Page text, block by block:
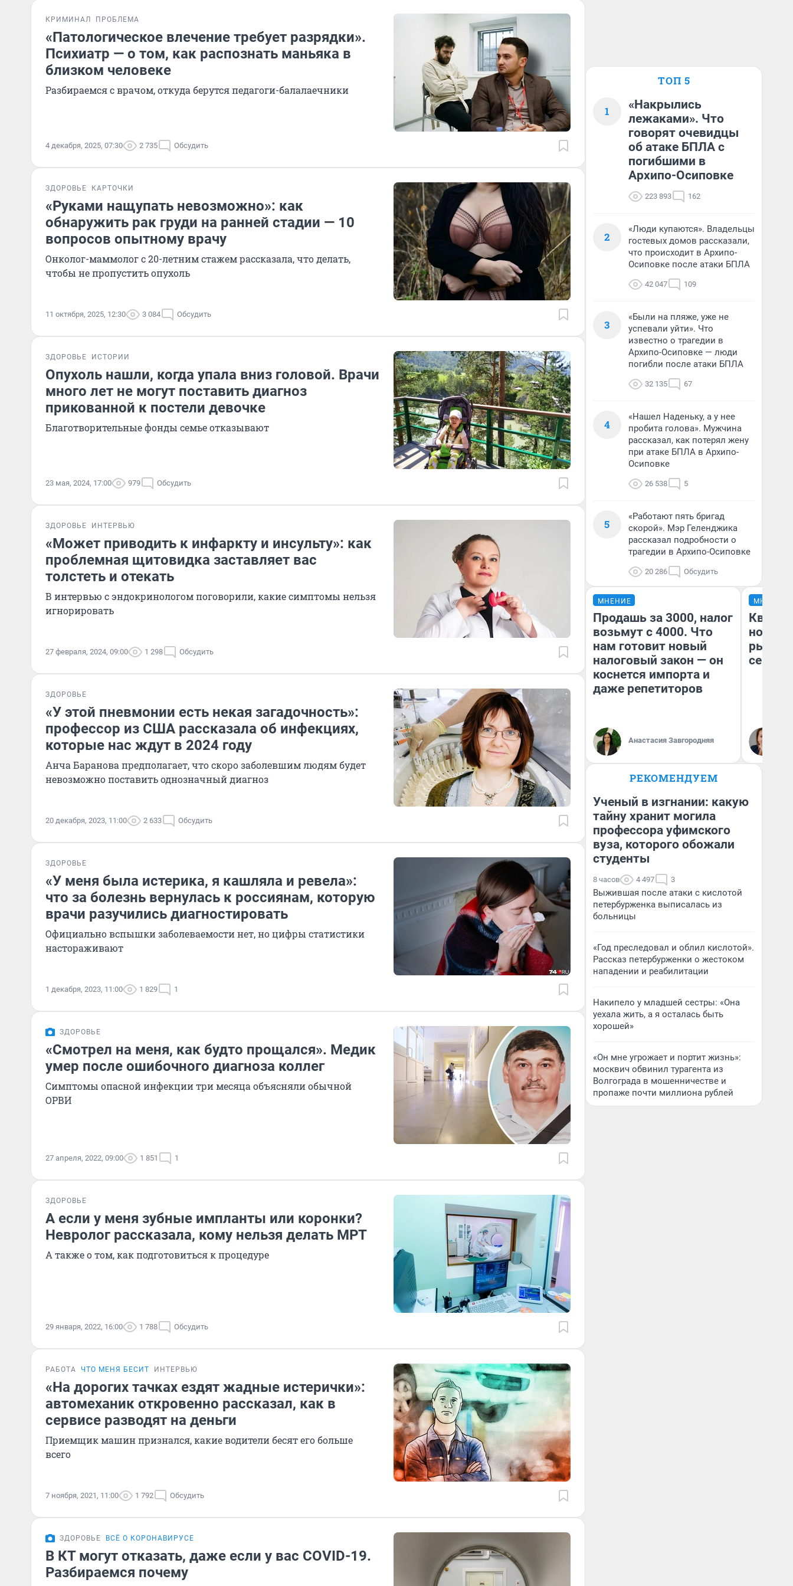
КРИМИНАЛ ПРОБЛЕМА
«Патологическое влечение требует разрядки».
Психиатр — о том, как распознать маньяка в
близком человеке
Разбираемся с врачом, откуда берутся педагоги-балалаечники
4 декабря, 2025, 07:30 2 735 Обсудить
ЗДОРОВЬЕ КАРТОЧКИ
«Руками нащупать невозможно»: как
обнаружить рак груди на ранней стадии — 10
вопросов опытному врачу
Онколог-маммолог с 20-летним стажем рассказала, что делать,
чтобы не пропустить опухоль
11 октября, 2025, 12:30 3 084 Обсудить
ЗДОРОВЬЕ ИСТОРИИ
Опухоль нашли, когда упала вниз головой. Врачи
много лет не могут поставить диагноз
прикованной к постели девочке
Благотворительные фонды семье отказывают
23 мая, 2024, 17:00 979 Обсудить
ЗДОРОВЬЕ ИНТЕРВЬЮ
«Может приводить к инфаркту и инсульту»: как
проблемная щитовидка заставляет вас
толстеть и отекать
В интервью с эндокринологом поговорили, какие симптомы нельзя
игнорировать
27 февраля, 2024, 09:00 1 298 Обсудить
ЗДОРОВЬЕ
«У этой пневмонии есть некая загадочность»:
профессор из США рассказала об инфекциях,
которые нас ждут в 2024 году
Анча Баранова предполагает, что скоро заболевшим людям будет
невозможно поставить однозначный диагноз
20 декабря, 2023, 11:00 2 633 Обсудить
ЗДОРОВЬЕ
«У меня была истерика, я кашляла и ревела»:
что за болезнь вернулась к россиянам, которую
врачи разучились диагностировать
Официально вспышки заболеваемости нет, но цифры статистики
настораживают
1 декабря, 2023, 11:00 1 829 1
ЗДОРОВЬЕ
«Смотрел на меня, как будто прощался». Медик
умер после ошибочного диагноза коллег
Симптомы опасной инфекции три месяца объясняли обычной
ОРВИ
27 апреля, 2022, 09:00 1 851 1
ЗДОРОВЬЕ
А если у меня зубные импланты или коронки?
Невролог рассказала, кому нельзя делать МРТ
А также о том, как подготовиться к процедуре
29 января, 2022, 16:00 1 788 Обсудить
РАБОТА ЧТО МЕНЯ БЕСИТ ИНТЕРВЬЮ
«На дорогих тачках ездят жадные истерички»:
автомеханик откровенно рассказал, как в
сервисе разводят на деньги
Приемщик машин признался, какие водители бесят его больше
всего
7 ноября, 2021, 11:00 1 792 Обсудить
ЗДОРОВЬЕ ВСЁ О КОРОНАВИРУСЕ
В КТ могут отказать, даже если у вас COVID-19.
Разбираемся почему
ТОП 5
1
«Накрылись
лежаками». Что
говорят очевидцы
об атаке БПЛА с
погибшими в
Архипо-Осиповке
223 893 162
2
«Люди купаются». Владельцы
гостевых домов рассказали,
что происходит в Архипо-
Осиповке после атаки БПЛА
42 047 109
3
«Были на пляже, уже не
успевали уйти». Что
известно о трагедии в
Архипо-Осиповке — люди
погибли после атаки БПЛА
32 135 67
4
«Нашел Наденьку, а у нее
пробита голова». Мужчина
рассказал, как потерял жену
при атаке БПЛА в Архипо-
Осиповке
26 538 5
5
«Работают пять бригад
скорой». Мэр Геленджика
рассказал подробности о
трагедии в Архипо-Осиповке
20 286 Обсудить
МНЕНИЕ
Продашь за 3000, налог
возьмут с 4000. Что
нам готовит новый
налоговый закон — он
коснется импорта и
даже репетиторов
Анастасия Завгородняя
МНЕНИЕ
но
рынок
РЕКОМЕНДУЕМ
Ученый в изгнании: какую
тайну хранит могила
профессора уфимского
вуза, которого обожали
студенты
8 часов 4 497 3
Выжившая после атаки с кислотой
петербурженка выписалась из
больницы
«Год преследовал и облил кислотой».
Рассказ петербурженки о жестоком
нападении и реабилитации
Накипело у младшей сестры: «Она
уехала жить, а я осталась быть
хорошей»
«Он мне угрожает и портит жизнь»:
москвич обвинил турагента из
Волгограда в мошенничестве и
пропаже почти миллиона рублей